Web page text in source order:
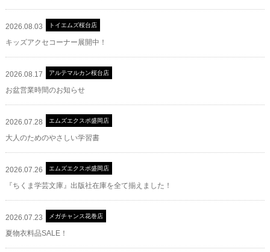
2026.08.03 トイエムズ桜台店
キッズアクセコーナー展開中！
2026.08.17 アルテマルカン桜台店
お盆営業時間のお知らせ
2026.07.28 エムズエクスポ盛岡店
大人のためのやさしい学習書
2026.07.26 エムズエクスポ盛岡店
『ちくま学芸文庫』出版社在庫を全て揃えました！
2026.07.23 メガチャンス花巻店
夏物衣料品SALE！